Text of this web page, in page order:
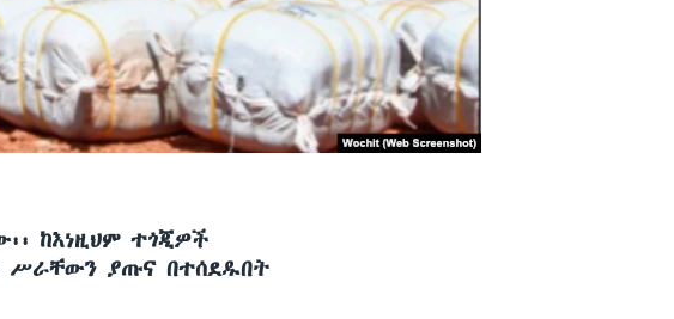
ከእነዚህም ተጎጂዎች
ሥራቸውን ያጡና በተሰደዱበት